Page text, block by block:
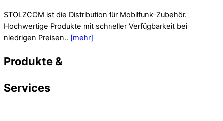
STOLZCOM ist die Distribution für Mobilfunk-Zubehör.
Hochwertige Produkte mit schneller Verfügbarkeit bei
niedrigen Preisen.. [mehr]
Produkte &
Services